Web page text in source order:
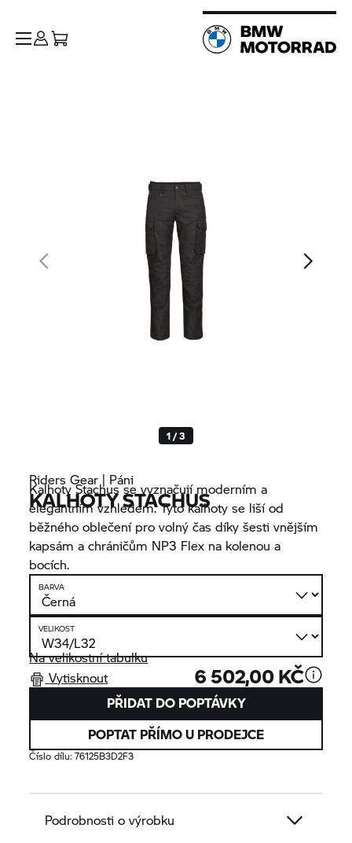
1 / 3
Riders Gear | Páni
KALHOTY STACHUS
Kalhoty Stachus se vyznačují moderním a
elegantním vzhledem. Tyto kalhoty se liší od
běžného oblečení pro volný čas díky šesti vnějším
kapsám a chráničům NP3 Flex na kolenou a
bocích.
BARVA
VELIKOST
Na velikostní tabulku
Vytisknout
6 502,00 KČ
PŘIDAT DO POPTÁVKY
POPTAT PŘÍMO U PRODEJCE
Číslo dílu:76125B3D2F3
Podrobnosti o výrobku